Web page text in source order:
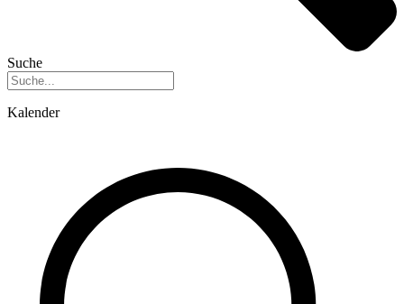
Suche
Kalender